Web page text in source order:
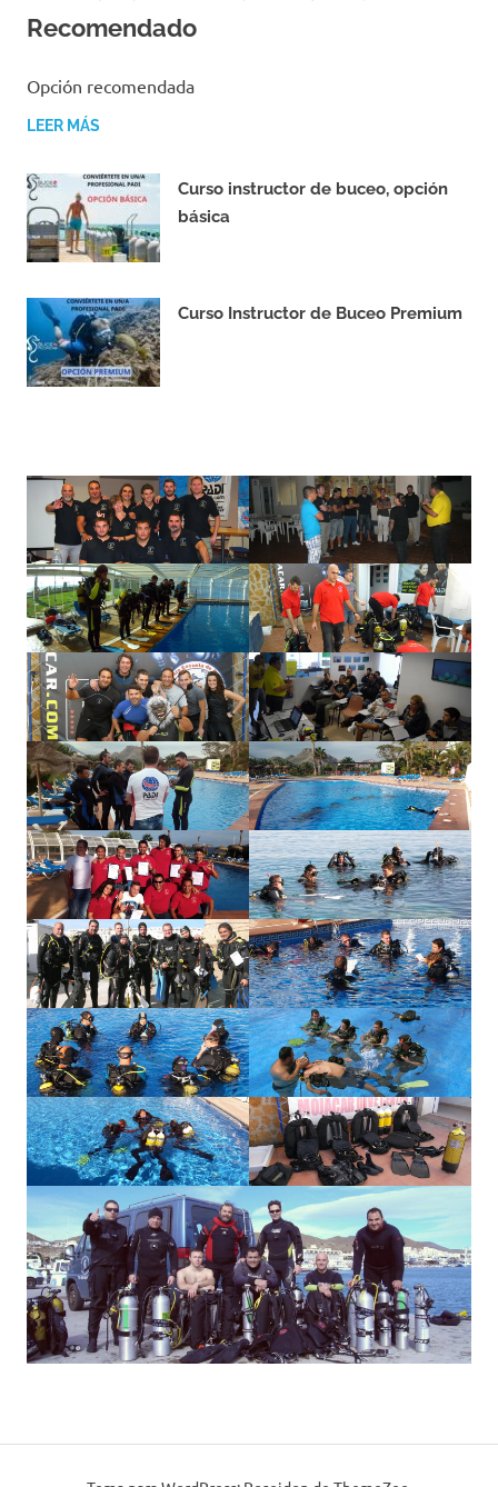
Recomendado
Opción recomendada
LEER MÁS
Curso instructor de buceo, opción
básica
Curso Instructor de Buceo Premium